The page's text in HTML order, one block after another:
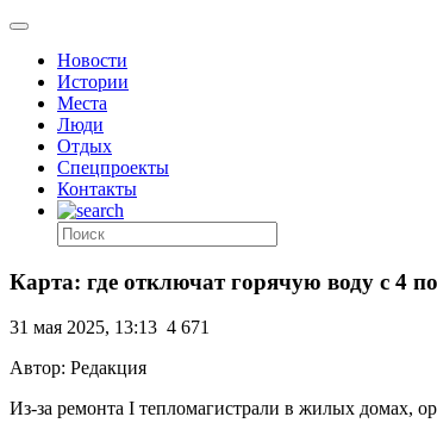
Новости
Истории
Места
Люди
Отдых
Спецпроекты
Контакты
Карта: где отключат горячую воду с 4
31 мая 2025, 13:13 4 671
Автор: Редакция
Из-за ремонта I тепломагистрали в жилых домах,